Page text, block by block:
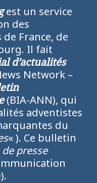
est un service
des
France, de
Il fait
d’actualités
Network –
(BIA-ANN), qui
adventistes
du
« ). Ce bulletin
de presse